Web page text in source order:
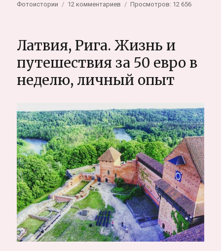
Фотоистории
12 комментариев
в
Таиланде.
Про
людей
без
Просмотров: 12 656
Латвия, Рига. Жизнь и
путешествия за 50 евро в
неделю, личный опыт